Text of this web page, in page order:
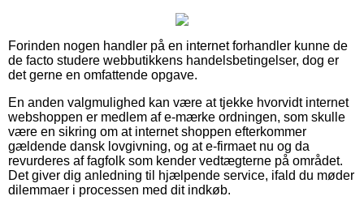
Forinden nogen handler på en internet forhandler kunne de
de facto studere webbutikkens handelsbetingelser, dog er
det gerne en omfattende opgave.
En anden valgmulighed kan være at tjekke hvorvidt internet
webshoppen er medlem af e-mærke ordningen, som skulle
være en sikring om at internet shoppen efterkommer
gældende dansk lovgivning, og at e-firmaet nu og da
revurderes af fagfolk som kender vedtægterne på området.
Det giver dig anledning til hjælpende service, ifald du møder
dilemmaer i processen med dit indkøb.